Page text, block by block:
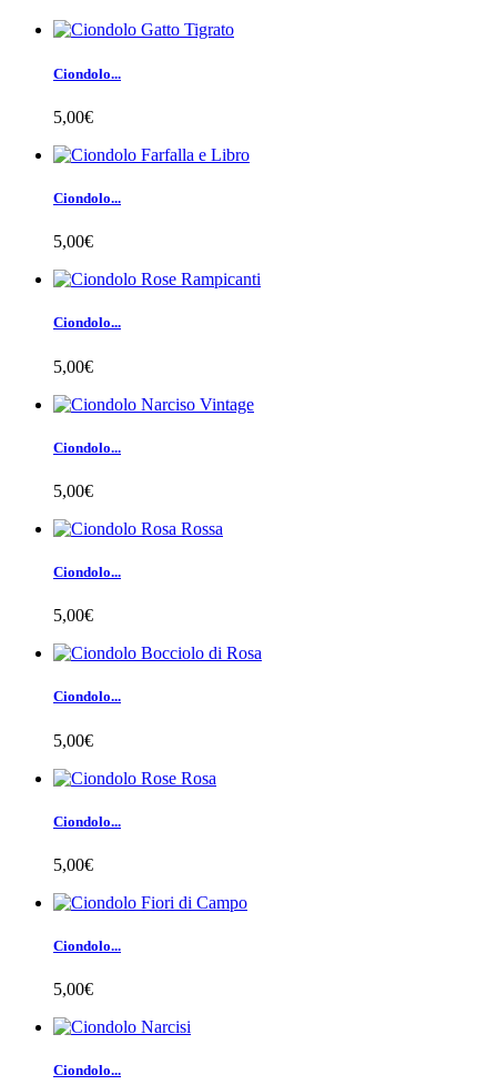
Ciondolo...
5,00€
Ciondolo...
5,00€
Ciondolo...
5,00€
Ciondolo...
5,00€
Ciondolo...
5,00€
Ciondolo...
5,00€
Ciondolo...
5,00€
Ciondolo...
5,00€
Ciondolo...